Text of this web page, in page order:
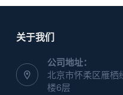
关于我们
公司地址：
北京市怀柔区雁
楼6层